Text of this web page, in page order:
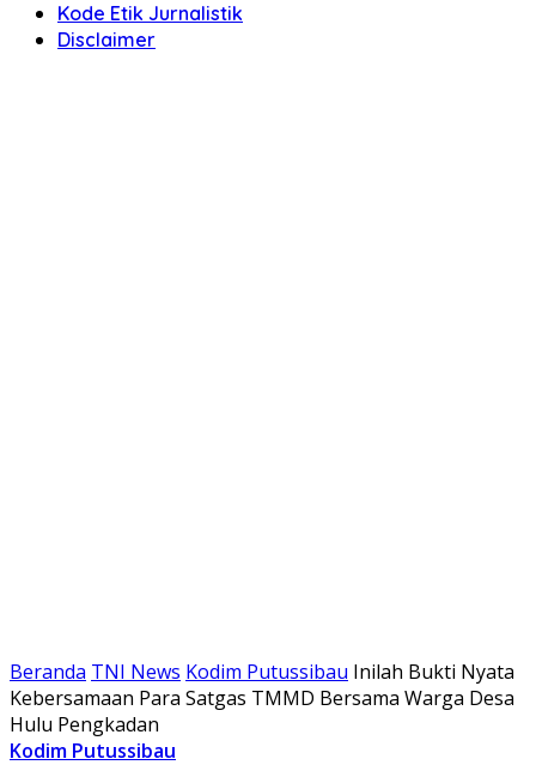
Kode Etik Jurnalistik
Disclaimer
Beranda TNI News Kodim Putussibau Inilah Bukti Nyata
Kebersamaan Para Satgas TMMD Bersama Warga Desa
Hulu Pengkadan
Kodim Putussibau